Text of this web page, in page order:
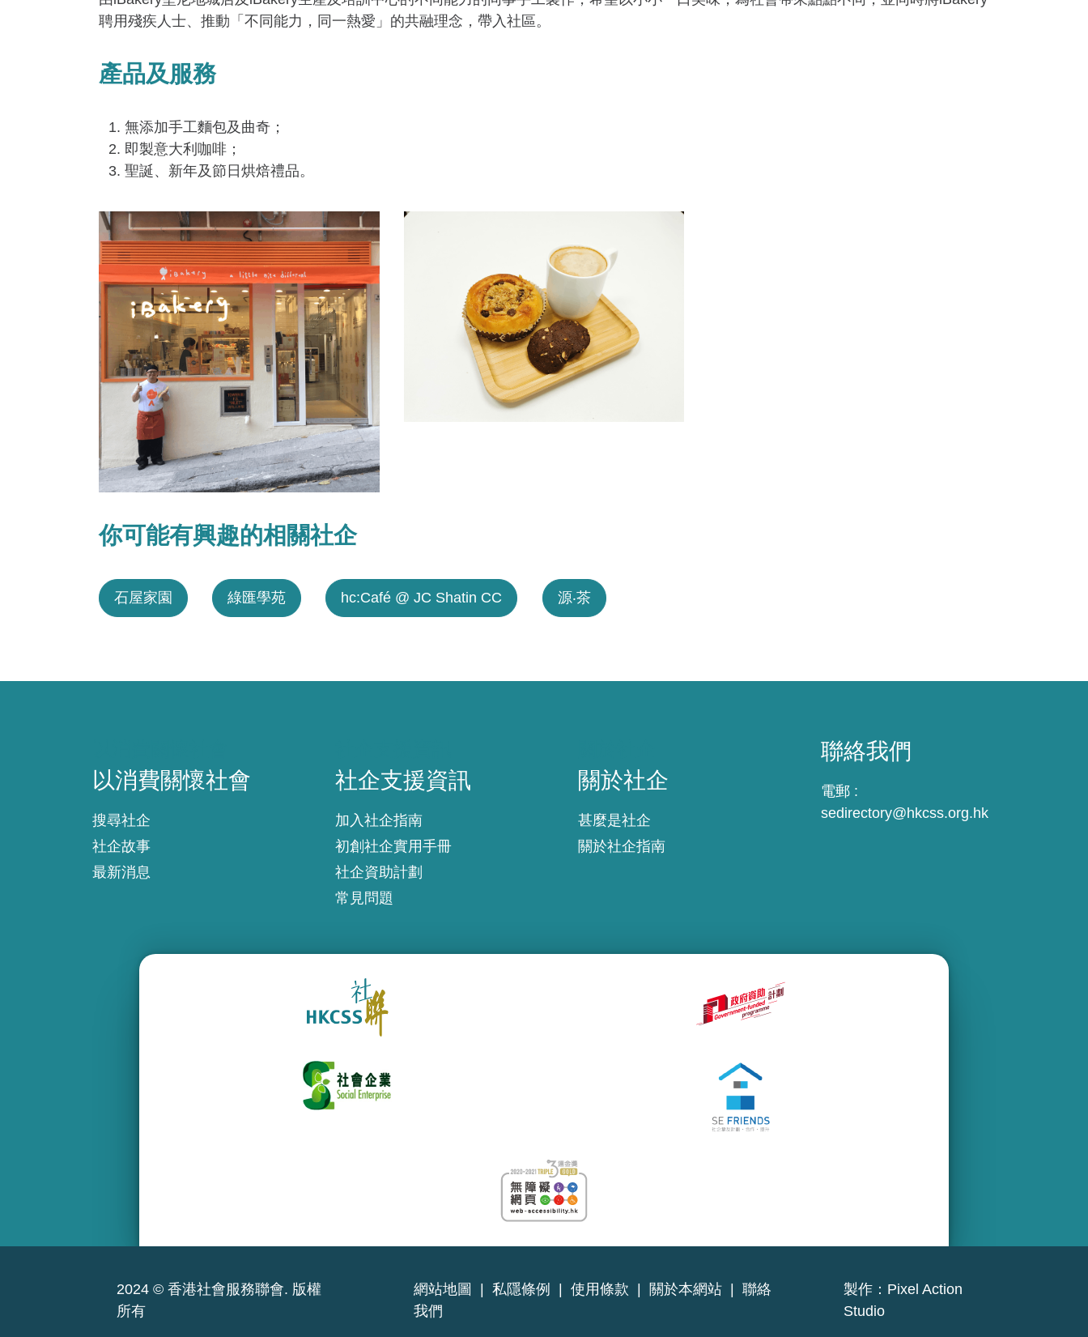
聘用殘疾人士、推動「不同能力，同一熱愛」的共融理念，帶入社區。
產品及服務
無添加手工麵包及曲奇；
即製意大利咖啡；
聖誕、新年及節日烘焙禮品。
你可能有興趣的相關社企
石屋家園 綠匯學苑 hc:Café @ JC Shatin CC 源‧茶
以消費關懷社會
搜尋社企
社企故事
最新消息
社企支援資訊
加入社企指南
初創社企實用手冊
社企資助計劃
常見問題
關於社企
甚麼是社企
關於社企指南
聯絡我們
電郵 :
sedirectory@hkcss.org.hk
2024 © 香港社會服務聯會. 版權
所有
網站地圖 私隱條例 使用條款 關於本網站
聯絡
我們
製作： Pixel Action
Studio